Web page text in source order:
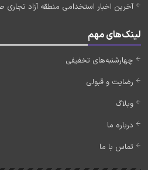
آخرین اخبار استخدامی منطقه آزاد تجاری
لینک‌های مهم
چهارشنبه‌های تخفیفی
رضایت و قبولی
وبلاگ
درباره ما
تماس با ما